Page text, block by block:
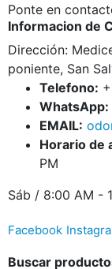
Ponte en
Informacion de
Dirección:
poniente, San
Telefono:
WhatsApp:
EMAIL:
Horario de
PM
Sáb / 8:00 AM -
Facebook
Buscar